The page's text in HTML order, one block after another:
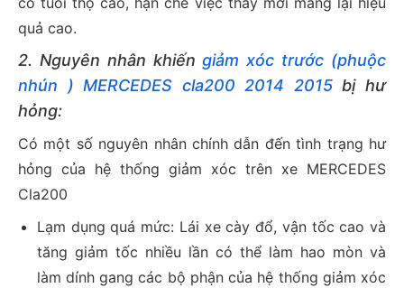
quả cao.
2. Nguyên nhân khiếngiảm xóc trước (phuộc
nhún ) MERCEDES cla200 2014 2015 bị hư
hỏng:
Có một số nguyên nhân chính dẫn đến tình trạng hư
hỏng của hệ thống giảm xóc trên xe MERCEDES
Cla200
Lạm dụng quá mức: Lái xe cày đổ, vận tốc cao và
tăng giảm tốc nhiều lần có thể làm hao mòn và
làm dính gang các bộ phận của hệ thống giảm xóc